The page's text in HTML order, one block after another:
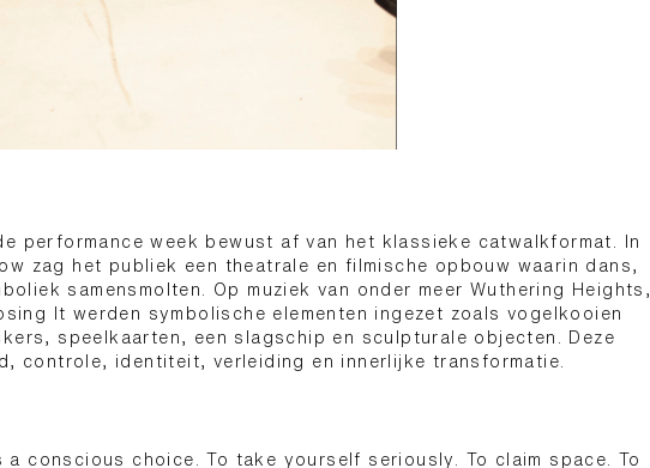
performance week bewust af van het klassieke catwalkformat. In
zag het publiek een theatrale en filmische opbouw waarin dans,
samensmolten. Op muziek van onder meer Wuthering Heights,
It werden symbolische elementen ingezet zoals vogelkooien
speelkaarten, een slagschip en sculpturale objecten. Deze
controle, identiteit, verleiding en innerlijke transformatie.
conscious choice. To take yourself seriously. To claim space. To